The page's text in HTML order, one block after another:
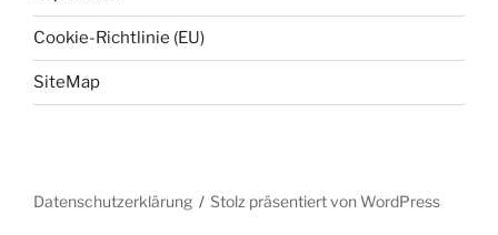
Cookie-Richtlinie (EU)
SiteMap
Datenschutzerklärung Stolz präsentiert von WordPress